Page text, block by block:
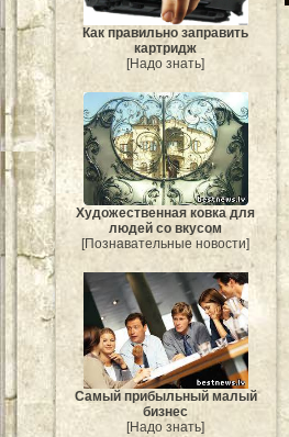
Как правильно заправить
картридж
[Надо знать]
Художественная ковка для
людей со вкусом
[Познавательные новости]
Самый прибыльный малый
бизнес
[Надо знать]